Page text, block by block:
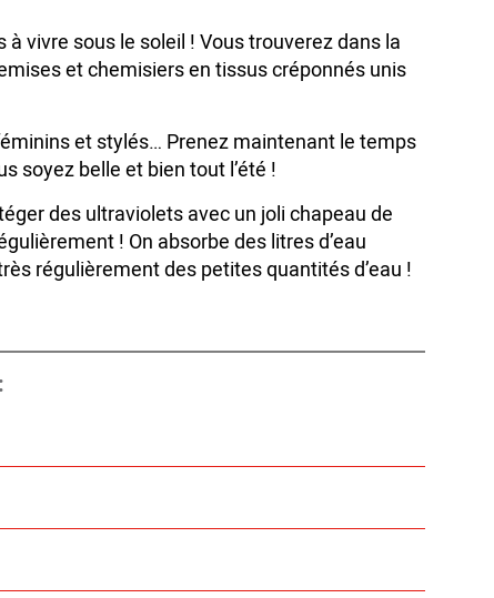
vivre sous le soleil ! Vous trouverez dans la
et chemisiers en tissus créponnés unis
et stylés… Prenez maintenant le temps
soyez belle et bien tout l’été !
des ultraviolets avec un joli chapeau de
! On absorbe des litres d’eau
régulièrement des petites quantités d’eau !